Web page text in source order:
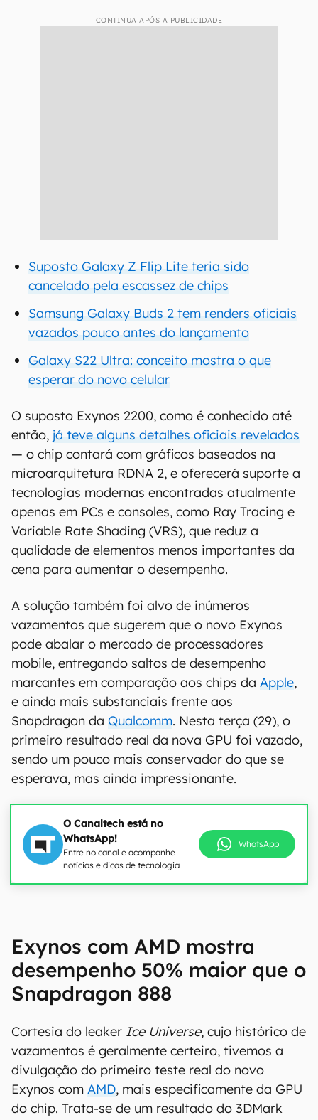
CONTINUA APÓS A PUBLICIDADE
Suposto Galaxy Z Flip Lite teria sido
cancelado pela escassez de chips
Samsung Galaxy Buds 2 tem renders oficiais
vazados pouco antes do lançamento
Galaxy S22 Ultra: conceito mostra o que
esperar do novo celular
O suposto Exynos 2200, como é conhecido até
então, já teve alguns detalhes oficiais revelados
— o chip contará com gráficos baseados na
microarquitetura RDNA 2, e oferecerá suporte a
tecnologias modernas encontradas atualmente
apenas em PCs e consoles, como Ray Tracing e
Variable Rate Shading (VRS), que reduz a
qualidade de elementos menos importantes da
cena para aumentar o desempenho.
A solução também foi alvo de inúmeros
vazamentos que sugerem que o novo Exynos
pode abalar o mercado de processadores
mobile, entregando saltos de desempenho
marcantes em comparação aos chips da Apple,
e ainda mais substanciais frente aos
Snapdragon da Qualcomm. Nesta terça (29), o
primeiro resultado real da nova GPU foi vazado,
sendo um pouco mais conservador do que se
esperava, mas ainda impressionante.
O Canaltech está no
WhatsApp!
Entre no canal e acompanhe
notícias e dicas de tecnologia
WhatsApp
Exynos com AMD mostra